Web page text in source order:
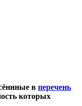
в перечень
которых